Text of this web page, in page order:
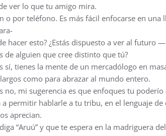
ver lo que tu amigo mira.
o por teléfono. Es más fácil enfocarse en
hacer esto? ¿Estás dispuesto a ver al
de alguien que cree distinto que tú?
sí, tienes la mente de un mercadólogo en
como para abrazar al mundo entero.
no, mi sugerencia es que enfoques tu
a permitir hablarle a tu tribu, en el lenguaje
aprecian.
“Aruú” y que te espera en la madriguera